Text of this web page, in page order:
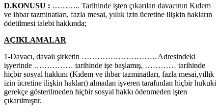
D.KONUSU : ……….. Tarihinde işten çıkarılan davacının Kıdem
ve ihbar tazminatları, fazla mesai, yıllık izin ücretine ilişkin hakların
ödetilmesi talebi hakkında;
AÇIKLAMALAR
1-Davacı, davalı şirketin ……………………….. Adresindeki
işyerinde …………… tarihinde işe başlamış, ………… tarihinde
hiçbir sosyal hakkını (Kıdem ve ihbar tazminatları, fazla mesai,yıllık
izin ücretine ilişkin hakları) almadan işveren tarafından hiçbir hukuki
gerekçe gösterilmeden hiçbir sosyal hakkı ödenmeden işten
çıkarılmıştır.